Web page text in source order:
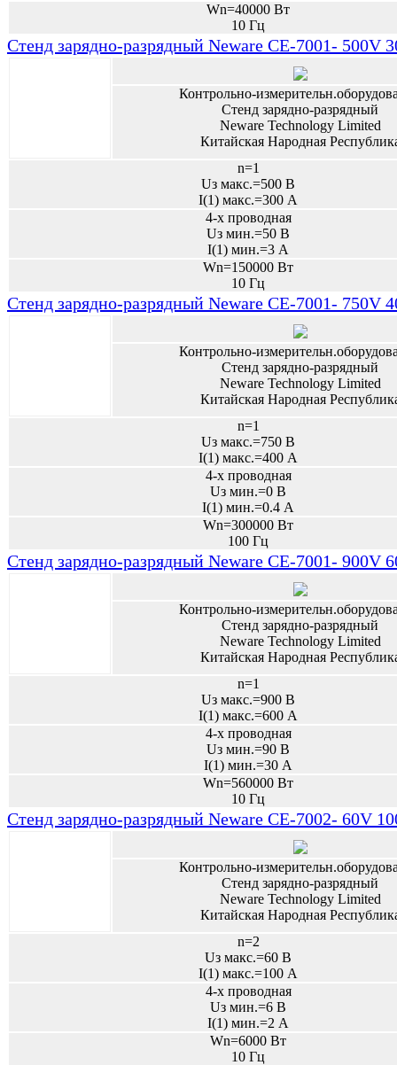
Wn=40000 Вт
10 Гц
Стенд зарядно-разрядный Neware CE-7001- 500V
Контрольно-
Стенд зарядно-разрядный
Neware Technology Limited
Китайская Народная
n=1
Uз макс.=500 В
I(1) макс.=300 А
4-х проводная
Uз мин.=50 В
I(1) мин.=3 А
Wn=150000 Вт
10 Гц
Стенд зарядно-разрядный Neware CE-7001- 750V
Контрольно-
Стенд зарядно-разрядный
Neware Technology Limited
Китайская Народная
n=1
Uз макс.=750 В
I(1) макс.=400 А
4-х проводная
Uз мин.=0 В
I(1) мин.=0.4 А
Wn=300000 Вт
100 Гц
Стенд зарядно-разрядный Neware CE-7001- 900V
Контрольно-
Стенд зарядно-разрядный
Neware Technology Limited
Китайская Народная
n=1
Uз макс.=900 В
I(1) макс.=600 А
4-х проводная
Uз мин.=90 В
I(1) мин.=30 А
Wn=560000 Вт
10 Гц
Стенд зарядно-разрядный Neware CE-7002- 60V
Контрольно-
Стенд зарядно-разрядный
Neware Technology Limited
Китайская Народная
n=2
Uз макс.=60 В
I(1) макс.=100 А
4-х проводная
Uз мин.=6 В
I(1) мин.=2 А
Wn=6000 Вт
10 Гц